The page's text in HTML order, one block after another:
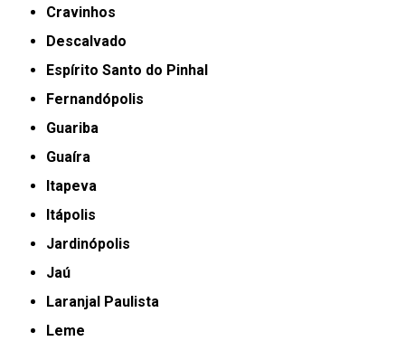
Cravinhos
Descalvado
Espírito Santo do Pinhal
Fernandópolis
Guariba
Guaíra
Itapeva
Itápolis
Jardinópolis
Jaú
Laranjal Paulista
Leme